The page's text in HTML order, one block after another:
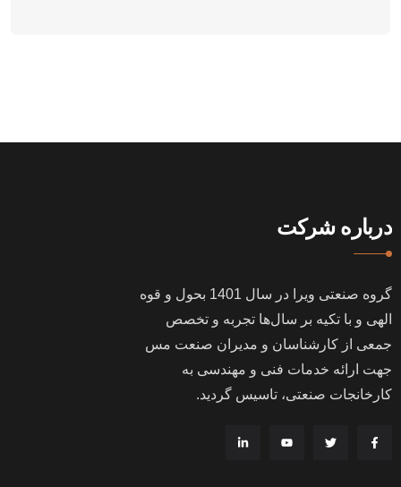
درباره شرکت
گروه صنعتی ویرا در سال
بحول و قوه
الهی و با تکیه بر سال‌ها تجربه و تخصص
جمعی از کارشناسان و مدیران صنعت مس
جهت ارائه خدمات فنی و مهندسی به
کارخانجات صنعتی، تاسیس گردید.